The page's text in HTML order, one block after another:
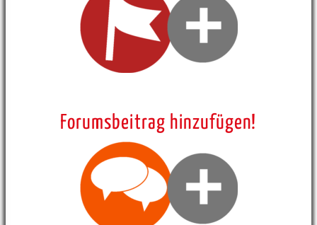
Forumsbeitrag hinzufügen!